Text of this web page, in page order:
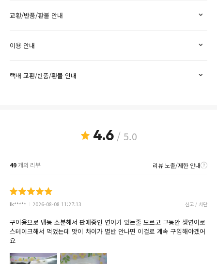
교환/반품/환불 안내
이용 안내
택배 교환/반품/환불 안내
4.6/ 5.0
49개의 리뷰 리뷰 노출/제한 안내
lk***** 2026-08-08 11:27:13 신고 / 차단
구이용으로 냉동 소분해서 판매중인 연어가 있는줄 모르고 그동안 생연어로
스테이크해서 먹었는데 맛이 차이가 별반 안나면 이걸로 계속 구입해야겠어
요